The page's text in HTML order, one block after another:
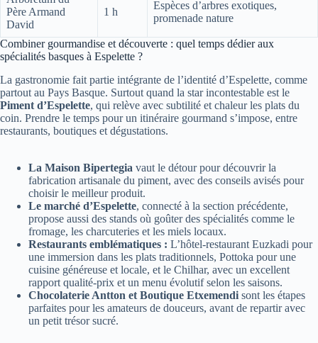
Père Armand
David
1 h
Espèces d’arbres exotiques,
promenade nature
Combiner gourmandise et découverte : quel temps dédier aux
spécialités basques à Espelette ?
La gastronomie fait partie intégrante de l’identité d’Espelette, comme
partout au Pays Basque. Surtout quand la star incontestable est le
Piment d’Espelette, qui relève avec subtilité et chaleur les plats du
coin. Prendre le temps pour un itinéraire gourmand s’impose, entre
restaurants, boutiques et dégustations.
La Maison Bipertegia vaut le détour pour découvrir la
fabrication artisanale du piment, avec des conseils avisés pour
choisir le meilleur produit.
Le marché d’Espelette, connecté à la section précédente,
propose aussi des stands où goûter des spécialités comme le
fromage, les charcuteries et les miels locaux.
Restaurants emblématiques : L’hôtel-restaurant Euzkadi pour
une immersion dans les plats traditionnels, Pottoka pour une
cuisine généreuse et locale, et le Chilhar, avec un excellent
rapport qualité-prix et un menu évolutif selon les saisons.
Chocolaterie Antton et Boutique Etxemendi sont les étapes
parfaites pour les amateurs de douceurs, avant de repartir avec
un petit trésor sucré.